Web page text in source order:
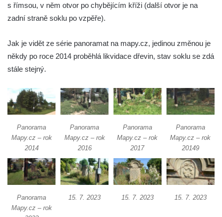
Centrální kříž hřbitova v Římově
Kříž poblíž domu čp. 169 v Plavu
Kříž na návsi v Plavu
Boží muka v Plavu
Kříž u Obrázku severovýchodně od
Práchně
Kříž na rozcestí u domu čp. 283 v Dolním
Podluží
Görnerův kříž u silnice č. 264 v Dolním
Podluží
Kříž u domu čp. 155 v Chřibské
s římsou, v něm otvor po chybějícím kříži (další otvor je na
zadní straně soklu po vzpěře).
Jak je vidět ze série panoramat na mapy.cz, jedinou změnou je
někdy po roce 2014 proběhlá likvidace dřevin, stav soklu se zdá
stále stejný.
Panorama
Mapy.cz – rok
2014
Panorama
Mapy.cz – rok
2016
Panorama
Mapy.cz – rok
2017
Panorama
Mapy.cz – rok
20149
Panorama
Mapy.cz – rok
15. 7. 2023 15. 7. 2023 15. 7. 2023